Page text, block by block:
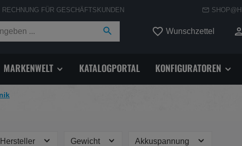
RECHNUNG FÜR GESCHÄFTSKUNDEN
Wunschzettel Du
MARKENWELT KATALOGPORTAL KONFIGURATOREN
Hersteller Gewicht Akkuspannung